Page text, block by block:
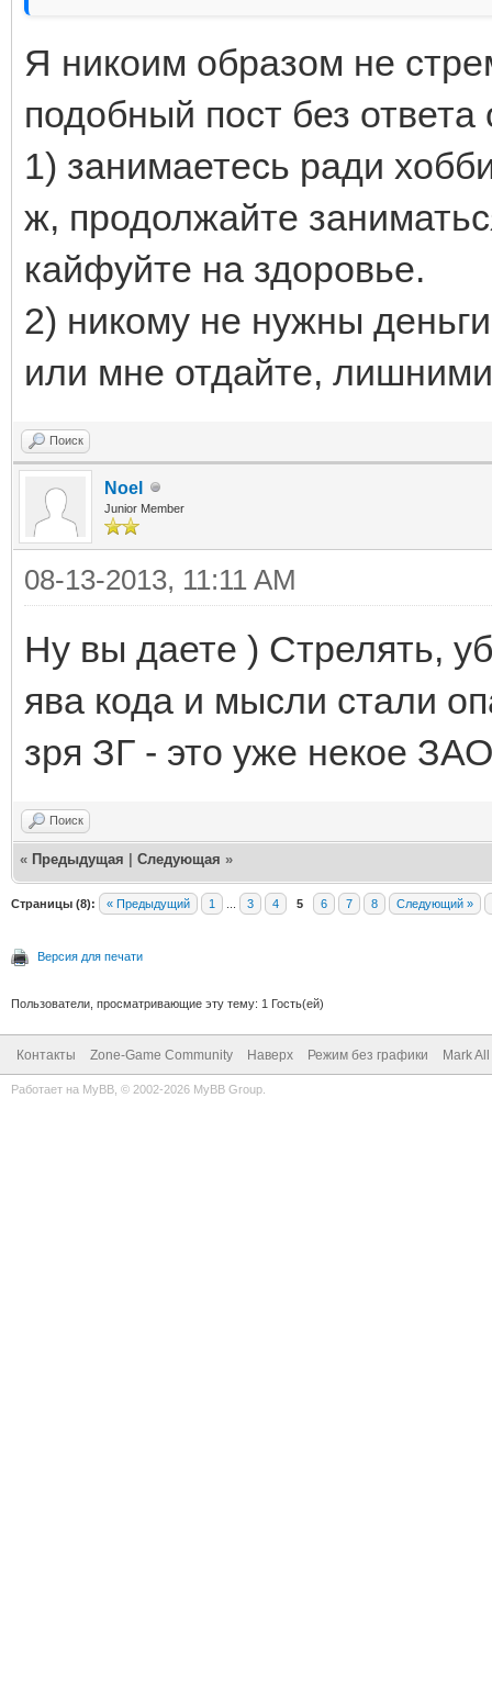
Я никоим образом не
подобный пост без ответа
1) занимаетесь ради
ж, продолжайте
кайфуйте на здоровье.
2) никому не нужны
или мне отдайте, лишними
Поиск
Noel
Junior Member
08-13-2013, 11:11 AM
Ну вы даете ) Стрелять,
ява кода и мысли стали
зря ЗГ - это уже некое
Поиск
« Предыдущая Следующая »
Страницы (8): « Предыдущий 1 3 4 5 6 7 8 Следующий »
Версия для печати
Пользователи, просматривающие эту тему: 1 Гость(ей)
Контакты Zone-Game Community Наверх Режим без графики Mark
Работает на MyBB , © 2002-2026 MyBB Group